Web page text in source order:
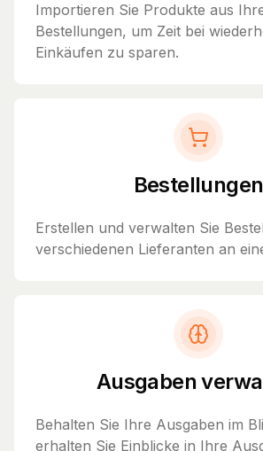
Importieren Sie Produkte aus
Bestellungen, um Zeit bei
Einkäufen zu sparen.
Bestellungen
Erstellen und verwalten Sie
verschiedenen Lieferanten an
Ausgaben
Behalten Sie Ihre Ausgaben im
erhalten Sie Einblicke in Ihre